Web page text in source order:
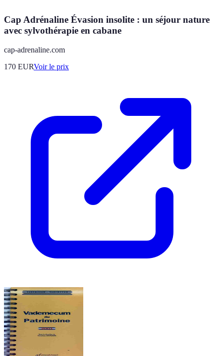
Cap Adrénaline Évasion insolite : un séjour nature
avec sylvothérapie en cabane
cap-adrenaline.com
170 EURVoir le prix